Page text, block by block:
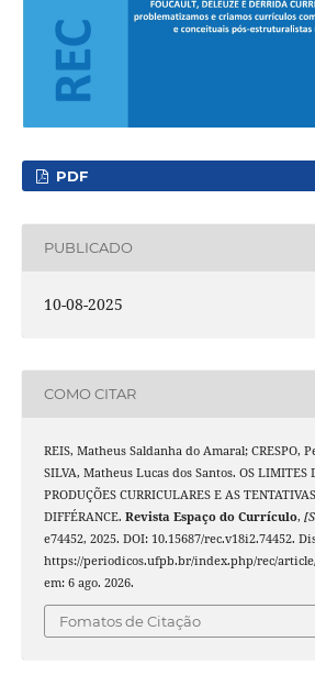
PDF
PUBLICADO
10-08-2025
COMO CITAR
REIS, Matheus Saldanha do Amaral; CRESPO,
SILVA, Matheus Lucas dos Santos. OS LIMITES
PRODUÇÕES CURRICULARES E AS
DIFFÉRANCE. Revista Espaço do Currículo,
e74452, 2025. DOI: 10.15687/rec.v18i2.74452.
https://periodicos.ufpb.br/index.php/rec/article/
em: 6 ago. 2026.
Fomatos de Citação